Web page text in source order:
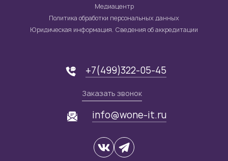
Медиацентр
Политика обработки персональных данных
Юридическая информация. Сведения об аккредитации
+7(499)322-05-45
Заказать звонок
info@wone-it.ru